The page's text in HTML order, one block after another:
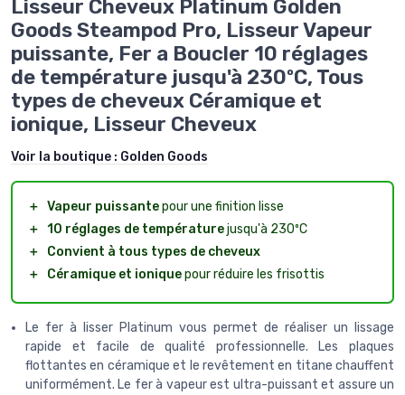
Lisseur Cheveux Platinum Golden
Goods Steampod Pro, Lisseur Vapeur
puissante, Fer a Boucler 10 réglages
de température jusqu'à 230ºC, Tous
types de cheveux Céramique et
ionique, Lisseur Cheveux
Voir la boutique : Golden Goods
＋ Vapeur puissantepour une finition lisse
＋ 10 réglages de températurejusqu'à 230ºC
＋
Convient à tous types de cheveux
＋
Céramique et ioniquepour réduire les frisottis
Le fer à lisser Platinum vous permet de réaliser un lissage
rapide et facile de qualité professionnelle. Les plaques
flottantes en céramique et le revêtement en titane chauffent
uniformément. Le fer à vapeur est ultra-puissant et assure un